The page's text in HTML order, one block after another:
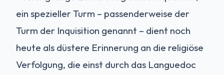
ein spezieller Turm – passenderweise der
Turm der Inquisition genannt – dient noch
heute als düstere Erinnerung an die religiöse
Verfolgung, die einst durch das Languedoc